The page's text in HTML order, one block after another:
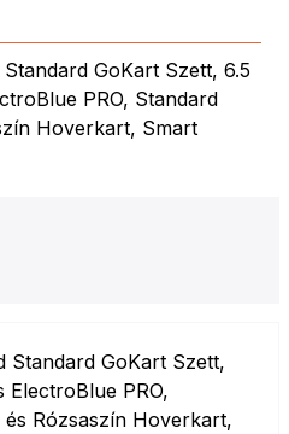
GoKart Szett, 6.5
PRO, Standard
Hoverkart, Smart
Standard GoKart Szett,
PRO,
Rózsaszín Hoverkart,